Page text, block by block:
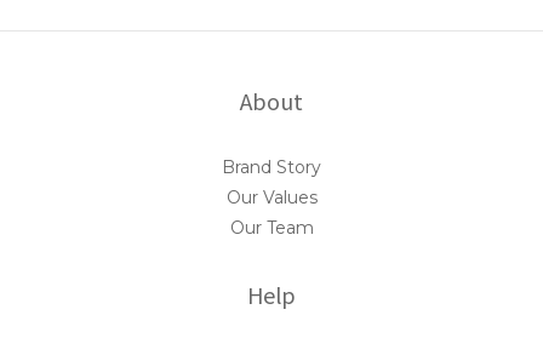
About
Brand Story
Our Values
Our Team
Help